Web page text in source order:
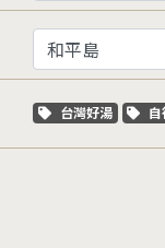
關鍵字標籤
台灣好湯